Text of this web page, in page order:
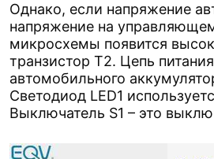
Однако, если напряжение
напряжение на
микросхемы появится
транзистор Т2. Цепь
автомобильного
Светодиод LED1
Выключатель S1 – это